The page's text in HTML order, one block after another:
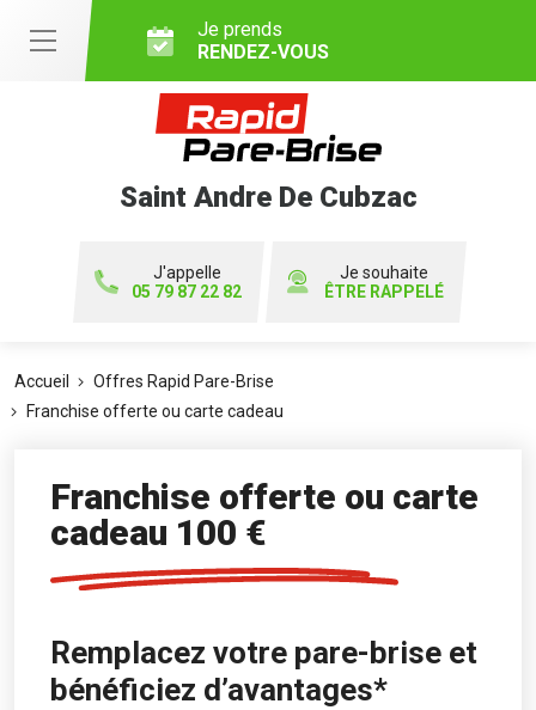
Je prends
RENDEZ-VOUS
Saint Andre De Cubzac
J'appelle
05 79 87 22 82
Je souhaite
ÊTRE RAPPELÉ
Accueil
Offres Rapid Pare-Brise
Franchise offerte ou carte cadeau
Franchise offerte ou carte
cadeau 100 €
Remplacez votre pare-brise et
bénéficiez d’avantages*